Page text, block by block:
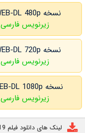
نسخه WEB-DL 480p زبان اصلی و
زیرنویس فارسی
نسخه WEB-DL 720p زبان اصلی و
زیرنویس فارسی
نسخه WEB-DL 1080p زبان اصلی و
زیرنویس فارسی
لینک های دانلود فیلم Sivappu Manjal Pachai 2019